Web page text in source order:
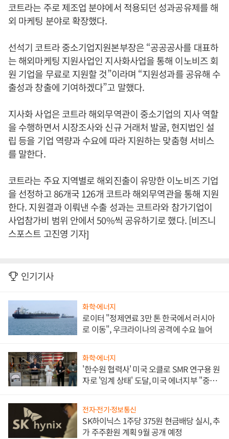
코트라는 주로 제조업 분야에서 적용되던 성과공유제를 해
외 마케팅 분야로 확장했다.
선석기 코트라 중소기업지원본부장은 “공공공사를 대표하
는 해외마케팅 지원사업인 지사화사업을 통해 이노비즈 회
원 기업을 무료로 지원할 것”이라며 “지원성과를 공유해 수
출성과 창출에 기여하겠다”고 말했다.
지사화 사업은 코트라 해외무역관이 중소기업의 지사 역할
을 수행하면서 시장조사와 신규 거래처 발굴, 현지법인 설
립 등을 기업 역량과 수요에 따라 지원하는 맞춤형 서비스
를 말한다.
코트라는 주요 지역별로 해외진출이 유망한 이노비즈 기업
을 선정하고 86개국 126개 코트라 해외무역관을 통해 지원
한다. 지원결과 이뤄낸 수출 성과는 코트라와 참가기업이
사업참가비 범위 안에서 50%씩 공유하기로 했다. [비즈니
스포스트 고진영 기자]
인기기사
화학·에너지
로이터 "정제연료 3만 톤 한국에서 러시아
로 이동", 우크라이나의 공격에 수요 늘어
화학·에너지
'한수원 협력사' 미국 오클로 SMR 연구용 원
자로 '임계 상태' 도달, 미국 에너지부 "중요
전자·전기·정보통신
SK하이닉스 1주당 375원 현금배당 실시, 추
가 주주환원 계획 9월 공개 예정